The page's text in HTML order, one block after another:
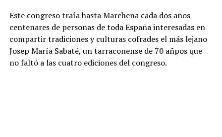
Este congreso traía hasta Marchena cada dos años
centenares de personas de toda España interesadas en
compartir tradiciones y culturas cofrades el más lejano
Josep María Sabaté, un tarraconense de 70 añpos que
no faltó a las cuatro ediciones del congreso.